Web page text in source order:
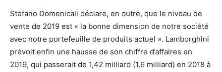
Stefano Domenicali déclare, en outre, que le niveau de
vente de 2019 est « la bonne dimension de notre société
avec notre portefeuille de produits actuel ». Lamborghini
prévoit enfin une hausse de son chiffre d’affaires en
2019, qui passerait de 1,42 milliard (1,6 milliard) en 2018 à